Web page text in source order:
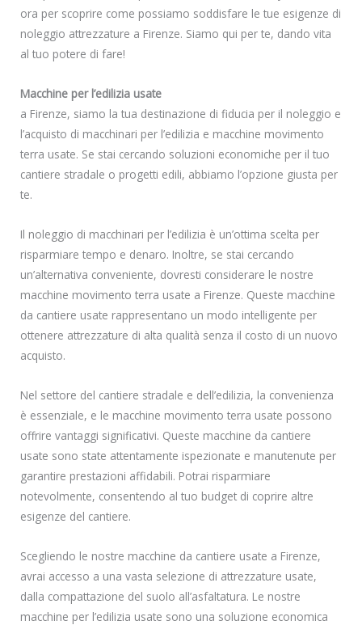
ora per scoprire come possiamo soddisfare le tue esigenze di
noleggio attrezzature a Firenze. Siamo qui per te, dando vita
al tuo potere di fare!
Macchine per l’edilizia usate
a Firenze, siamo la tua destinazione di fiducia per il noleggio e
l’acquisto di macchinari per l’edilizia e macchine movimento
terra usate. Se stai cercando soluzioni economiche per il tuo
cantiere stradale o progetti edili, abbiamo l’opzione giusta per
te.
Il noleggio di macchinari per l’edilizia è un’ottima scelta per
risparmiare tempo e denaro. Inoltre, se stai cercando
un’alternativa conveniente, dovresti considerare le nostre
macchine movimento terra usate a Firenze. Queste macchine
da cantiere usate rappresentano un modo intelligente per
ottenere attrezzature di alta qualità senza il costo di un nuovo
acquisto.
Nel settore del cantiere stradale e dell’edilizia, la convenienza
è essenziale, e le macchine movimento terra usate possono
offrire vantaggi significativi. Queste macchine da cantiere
usate sono state attentamente ispezionate e manutenute per
garantire prestazioni affidabili. Potrai risparmiare
notevolmente, consentendo al tuo budget di coprire altre
esigenze del cantiere.
Scegliendo le nostre macchine da cantiere usate a Firenze,
avrai accesso a una vasta selezione di attrezzature usate,
dalla compattazione del suolo all’asfaltatura. Le nostre
macchine per l’edilizia usate sono una soluzione economica